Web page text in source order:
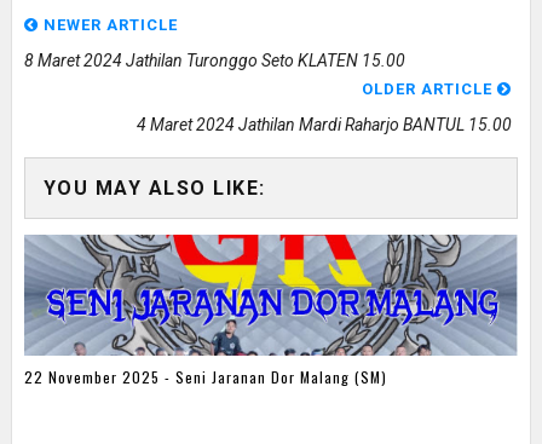
NEWER ARTICLE
8 Maret 2024 Jathilan Turonggo Seto KLATEN 15.00
OLDER ARTICLE
4 Maret 2024 Jathilan Mardi Raharjo BANTUL 15.00
YOU MAY ALSO LIKE:
22 November 2025 - Seni Jaranan Dor Malang (SM)